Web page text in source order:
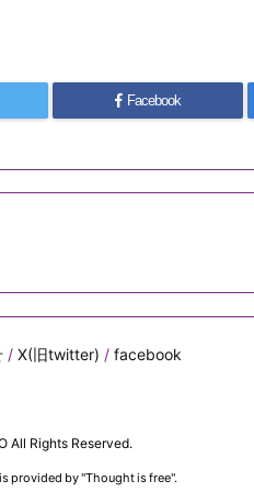
Facebook
/ X(旧twitter) / facebook
All Rights Reserved.
provided by "Thought is free".